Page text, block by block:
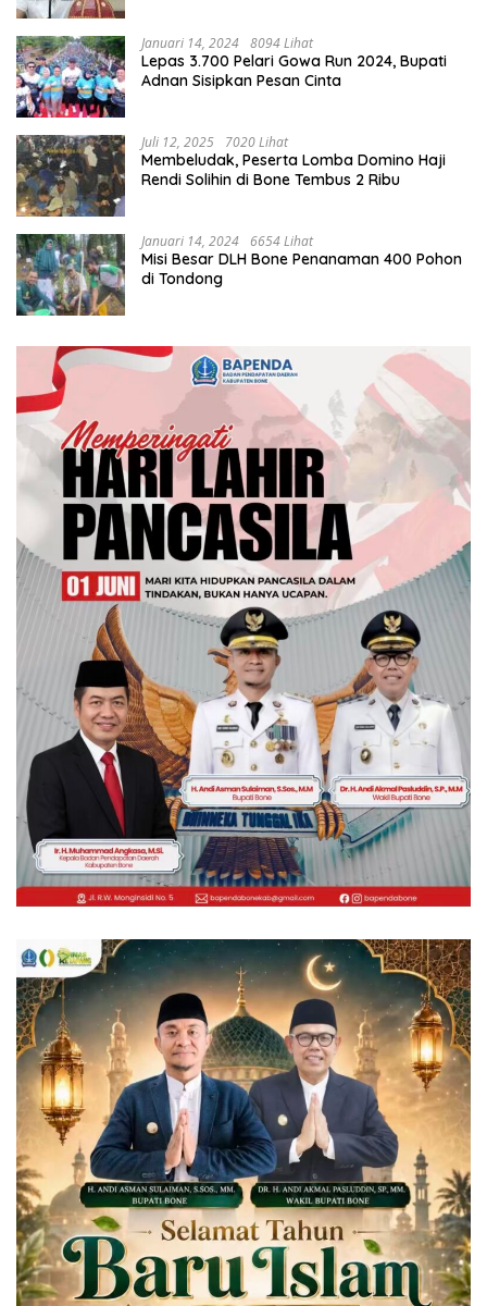
Januari 14, 2024 8094 Lihat
Lepas 3.700 Pelari Gowa Run 2024, Bupati
Adnan Sisipkan Pesan Cinta
Juli 12, 2025 7020 Lihat
Membeludak, Peserta Lomba Domino Haji
Rendi Solihin di Bone Tembus 2 Ribu
Januari 14, 2024 6654 Lihat
Misi Besar DLH Bone Penanaman 400 Pohon
di Tondong